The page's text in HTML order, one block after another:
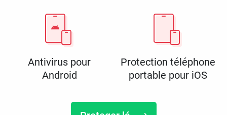
Antivirus pour
Android
Protection téléphone
portable pour iOS